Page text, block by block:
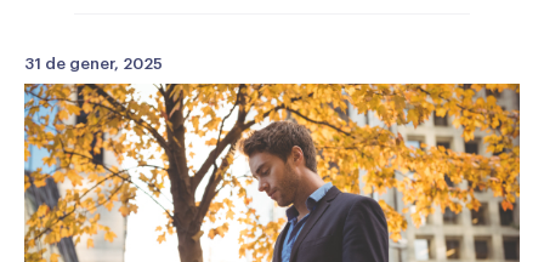
31 de gener, 2025